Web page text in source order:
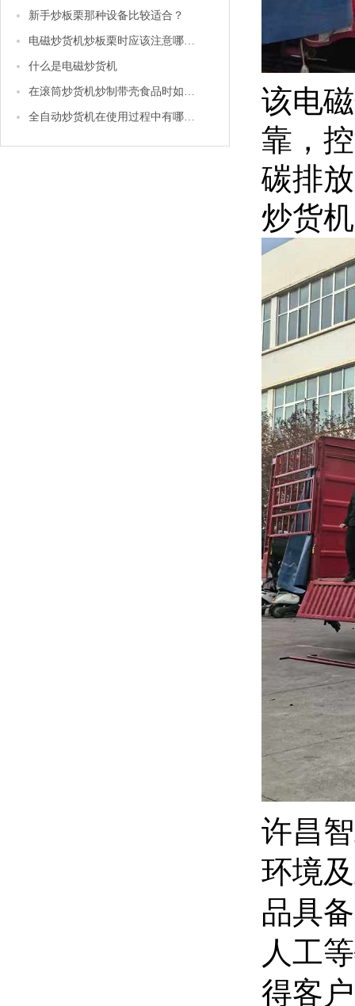
新手炒板栗那种设备比较适合？
电磁炒货机炒板栗时应该注意哪些问题
什么是电磁炒货机
在滚筒炒货机炒制带壳食品时如花生等，怎样才能使它的卖相更好
全自动炒货机在使用过程中有哪些注意事项 该电
靠，
碳排
炒货机
许昌
环境
品具
人工
得客